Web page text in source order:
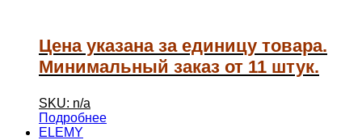
Цена указана за единицу товара.
Минимальный заказ от 11 штук.
SKU: n/a
Подробнее
ELEMY